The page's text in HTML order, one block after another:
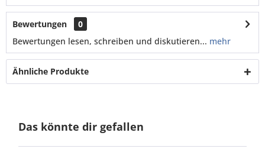
Bewertungen
0
Bewertungen lesen, schreiben und diskutieren... mehr
Ähnliche Produkte
Das könnte dir gefallen